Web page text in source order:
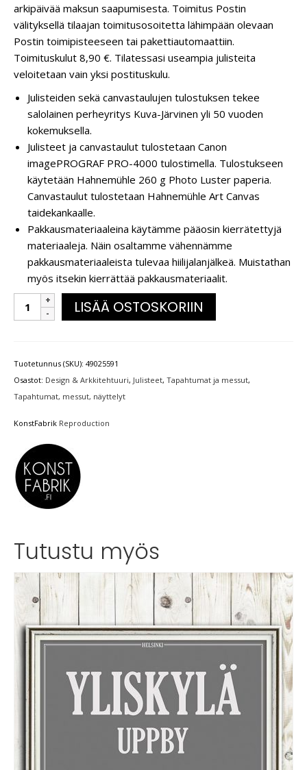
arkipäivää maksun saapumisesta. Toimitus Postin
välityksellä tilaajan toimitusosoitetta lähimpään olevaan
Postin toimipisteeseen tai pakettiautomaattiin.
Toimituskulut 8,90 €. Tilatessasi useampia julisteita
veloitetaan vain yksi postituskulu.
Julisteiden sekä canvastaulujen tulostuksen tekee
salolainen perheyritys Kuva-Järvinen yli 50 vuoden
kokemuksella.
Julisteet ja canvastaulut tulostetaan Canon
imagePROGRAF PRO-4000 tulostimella. Tulostukseen
käytetään Hahnemühle 260 g Photo Luster paperia.
Canvastaulut tulostetaan Hahnemühle Art Canvas
taidekankaalle.
Pakkausmateriaaleina käytämme pääosin kierrätettyjä
materiaaleja. Näin osaltamme vähennämme
pakkausmateriaaleista tulevaa hiilijalanjälkeä. Muistathan
myös itsekin kierrättää pakkausmateriaalit.
LISÄÄ OSTOSKORIIN
Tuotetunnus (SKU): 49025591
Osastot: Design & Arkkitehtuuri, Julisteet, Tapahtumat ja messut,
Tapahtumat, messut, näyttelyt
KonstFabrik Reproduction
Tutustu myös